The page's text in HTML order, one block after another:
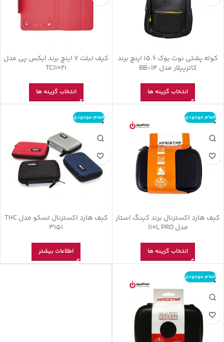
کوله پشتی نوت بوک 15.6 اینچ برند
کاترپیلار مدل BB-14
انتخاب گزینه ها
کیف تبلت 7 اینچ برند ایکس پی مدل
TC11021
انتخاب گزینه ها
اتمام موجودی
کیف هارد اکسترنال برند کینگ استار
مدل 110L PRO
انتخاب گزینه ها
اتمام موجودی
کیف هارد اکسترنال تسکو مدل THC
3151
اطلاعات بیشتر
اتمام موجودی